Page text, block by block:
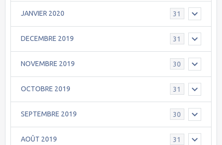
JANVIER 2020 31
DECEMBRE 2019 31
NOVEMBRE 2019 30
OCTOBRE 2019 31
SEPTEMBRE 2019 30
AOÛT 2019 31